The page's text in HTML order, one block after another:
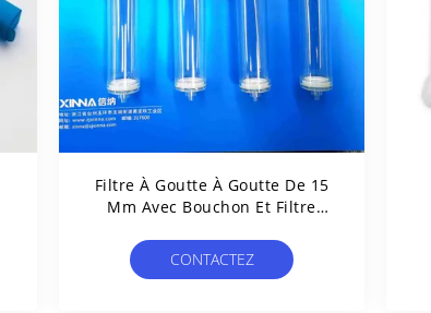
Filtre À Goutte À Goutte De 15
Μm Avec Bouchon Et Filtre
CONTACTEZ